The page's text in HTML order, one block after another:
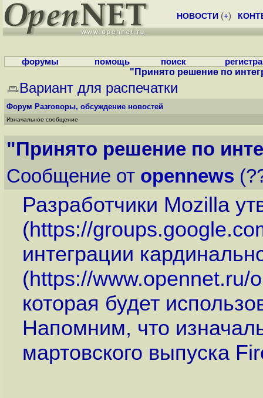
НОВОСТИ (+)
форумы помощь поиск
"Принято решение по
Вариант для распечатки
Форум Разговоры, обсуждение новостей
Изначальное сообщение
"Принято решение по
Сообщение от opennews
Разработчики Mozilla
(https://
интеграции
(https://www.opennet.ru/
которая будет
Напомним, что
мартовского выпуска